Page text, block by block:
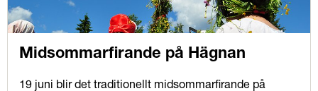
Midsommarfirande på Hägnan
19 juni blir det traditionellt midsommarfirande på